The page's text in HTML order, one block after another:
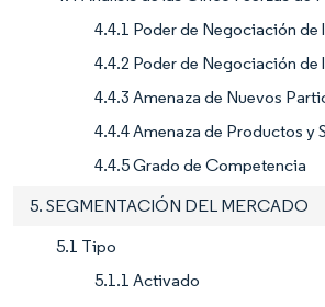
4.4.1 Poder de Negociación de
4.4.2 Poder de Negociación de
4.4.3 Amenaza de Nuevos
4.4.4 Amenaza de Productos y
4.4.5 Grado de Competencia
5. SEGMENTACIÓN DEL MERCADO
5.1 Tipo
5.1.1 Activado